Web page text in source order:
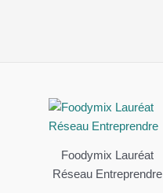
Foodymix Lauréat
Réseau Entreprendre